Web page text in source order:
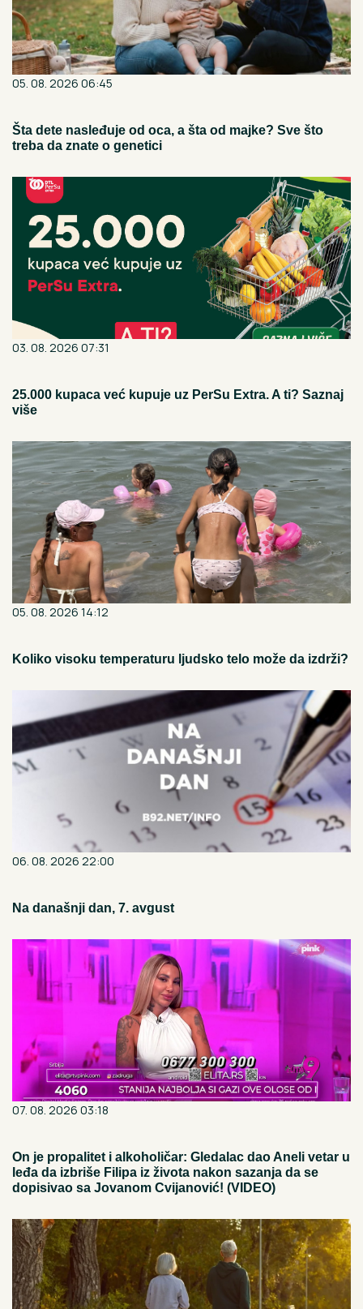
05. 08. 2026 06:45
Šta dete nasleđuje od oca, a šta od majke? Sve što
treba da znate o genetici
03. 08. 2026 07:31
25.000 kupaca već kupuje uz PerSu Extra. A ti? Saznaj
više
05. 08. 2026 14:12
Koliko visoku temperaturu ljudsko telo može da izdrži?
06. 08. 2026 22:00
Na današnji dan, 7. avgust
07. 08. 2026 03:18
On je propalitet i alkoholičar: Gledalac dao Aneli vetar u
leđa da izbriše Filipa iz života nakon sazanja da se
dopisivao sa Jovanom Cvijanović! (VIDEO)